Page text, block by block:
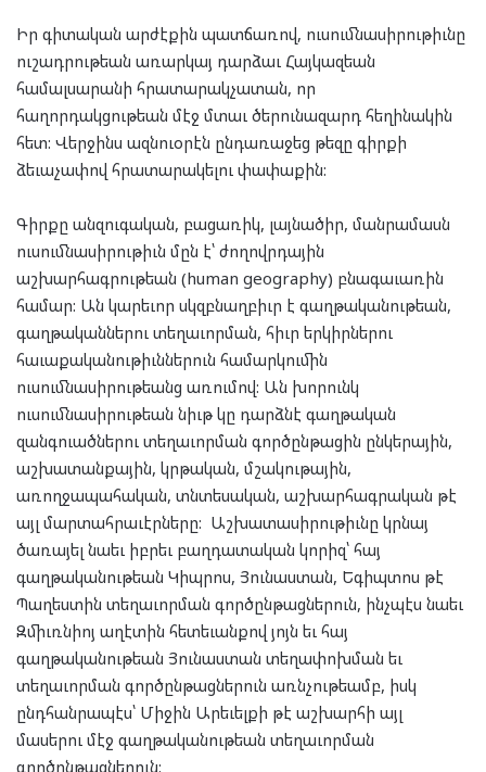
Իր գիտական արժէքին պատճառով, ուսումնասիրութիւնը
ուշադրութեան առարկայ դարձաւ Հայկազեան
համալսարանի հրատարակչատան, որ
հաղորդակցութեան մէջ մտաւ ծերունազարդ հեղինակին
հետ: Վերջինս ազնուօրէն ընդառաջեց թեզը գիրքի
ձեւաչափով հրատարակելու փափաքին:
Գիրքը անզուգական, բացառիկ, լայնածիր, մանրամասն
ուսումնասիրութիւն մըն է՝ ժողովրդային
աշխարհագրութեան (human geography) բնագաւառին
համար: Ան կարեւոր սկզբնաղբիւր է գաղթականութեան,
գաղթականներու տեղաւորման, հիւր երկիրներու
հաւաքականութիւններուն համարկումին
ուսումնասիրութեանց առումով: Ան խորունկ
ուսումնասիրութեան նիւթ կը դարձնէ գաղթական
զանգուածներու տեղաւորման գործընթացին ընկերային,
աշխատանքային, կրթական, մշակութային,
առողջապահական, տնտեսական, աշխարհագրական թէ
այլ մարտահրաւէրները: Աշխատասիրութիւնը կրնայ
ծառայել նաեւ իբրեւ բաղդատական կորիզ՝ հայ
գաղթականութեան Կիպրոս, Յունաստան, Եգիպտոս թէ
Պաղեստին տեղաւորման գործընթացներուն, ինչպէս նաեւ
Զմիւռնիոյ աղէտին հետեւանքով յոյն եւ հայ
գաղթականութեան Յունաստան տեղափոխման եւ
տեղաւորման գործընթացներուն առնչութեամբ, իսկ
ընդհանրապէս՝ Միջին Արեւելքի թէ աշխարհի այլ
մասերու մէջ գաղթականութեան տեղաւորման
գործընթացներուն: